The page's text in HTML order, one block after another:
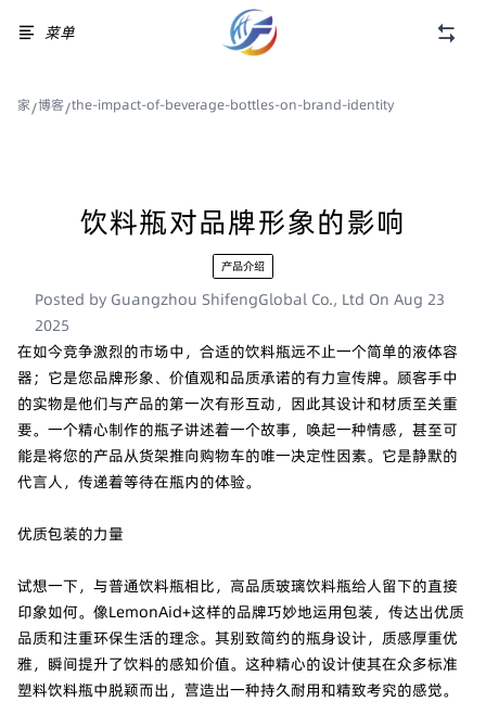
菜单
家/博客/the-impact-of-beverage-bottles-on-brand-identity
饮料瓶对品牌形象的影响
产品介绍
Posted by Guangzhou ShifengGlobal Co., Ltd On Aug 23
2025
在如今竞争激烈的市场中，合适的饮料瓶远不止一个简单的液体容
器；它是您品牌形象、价值观和品质承诺的有力宣传牌。顾客手中
的实物是他们与产品的第一次有形互动，因此其设计和材质至关重
要。一个精心制作的瓶子讲述着一个故事，唤起一种情感，甚至可
能是将您的产品从货架推向购物车的唯一决定性因素。它是静默的
代言人，传递着等待在瓶内的体验。
优质包装的力量
试想一下，与普通饮料瓶相比，高品质玻璃饮料瓶给人留下的直接
印象如何。像LemonAid+这样的品牌巧妙地运用包装，传达出优质
品质和注重环保生活的理念。其别致简约的瓶身设计，质感厚重优
雅，瞬间提升了饮料的感知价值。这种精心的设计使其在众多标准
塑料饮料瓶中脱颖而出，营造出一种持久耐用和精致考究的感觉。